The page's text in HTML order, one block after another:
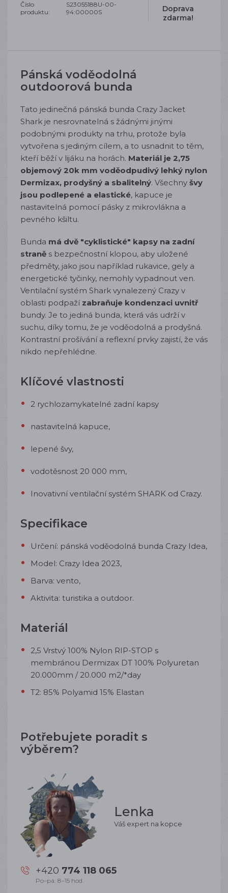
Číslo
produktu:
S23055188U-00-
94:00000S
Doprava
zdarma!
Pánská voděodolná
outdoorová bunda
Tato jedinečná pánská bunda Crazy Jacket
Shark je nesrovnatelná s žádnými jinými
podobnými produkty na trhu, protože byla
vytvořena s jediným cílem, a to usnadnit to těm,
kteří běží v lijáku na horách. Materiál je 2,75
objemový 20k mm voděodpudivý lehký nylon
Dermizax, prodyšný a sbalitelný. Všechny švy
jsou podlepené a elastické, kapuce je
nastavitelná pomocí pásky z mikrovlákna a
pevného kšiltu.
Bunda má dvě "cyklistické" kapsy na zadní
straně s bezpečnostní klopou, aby uložené
předměty, jako jsou například rukavice, gely a
energetické tyčinky, nemohly vypadnout ven.
Ventilační systém Shark vynalezený Crazy v
oblasti podpaží zabraňuje kondenzaci uvnitř
bundy. Je to jediná bunda, která vás udrží v
suchu, díky tomu, že je voděodolná a prodyšná.
Kontrastní prošívání a reflexní prvky zajistí, že vás
nikdo nepřehlédne.
Klíčové vlastnosti
2 rychlozamykatelné zadní kapsy
nastavitelná kapuce,
lepené švy,
vodotěsnost 20 000 mm,
Inovativní ventilační systém SHARK od Crazy.
Specifikace
Určení: pánská voděodolná bunda Crazy Idea,
Model: Crazy Idea 2023,
Barva: vento,
Aktivita: turistika a outdoor.
Materiál
2,5 Vrstvý 100% Nylon RIP-STOP s
membránou Dermizax DT 100% Polyuretan
20.000mm / 20.000 m2/*day
T2: 85% Polyamid 15% Elastan
Potřebujete poradit s
výběrem?
Lenka
Váš expert na kopce
+420 774 118 065
Po–pá: 8–15 hod.